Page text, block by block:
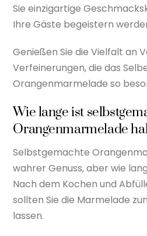
Sie einzigartige
Ihre Gäste begeistern
Genießen Sie die Vielfalt an
Verfeinerungen, die das
Orangenmarmelade so
Wie lange ist
Orangenmarmelade
Selbstgemachte
wahrer Genuss, aber wie
Nach dem Kochen und
sollten Sie die Marmelade
lassen.